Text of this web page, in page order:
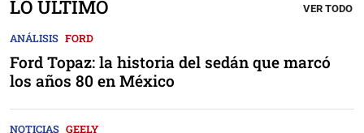
LO ÚLTIMO VER TODO
ANÁLISIS FORD
Ford Topaz: la historia del sedán que marcó
los años 80 en México
NOTICIAS GEELY